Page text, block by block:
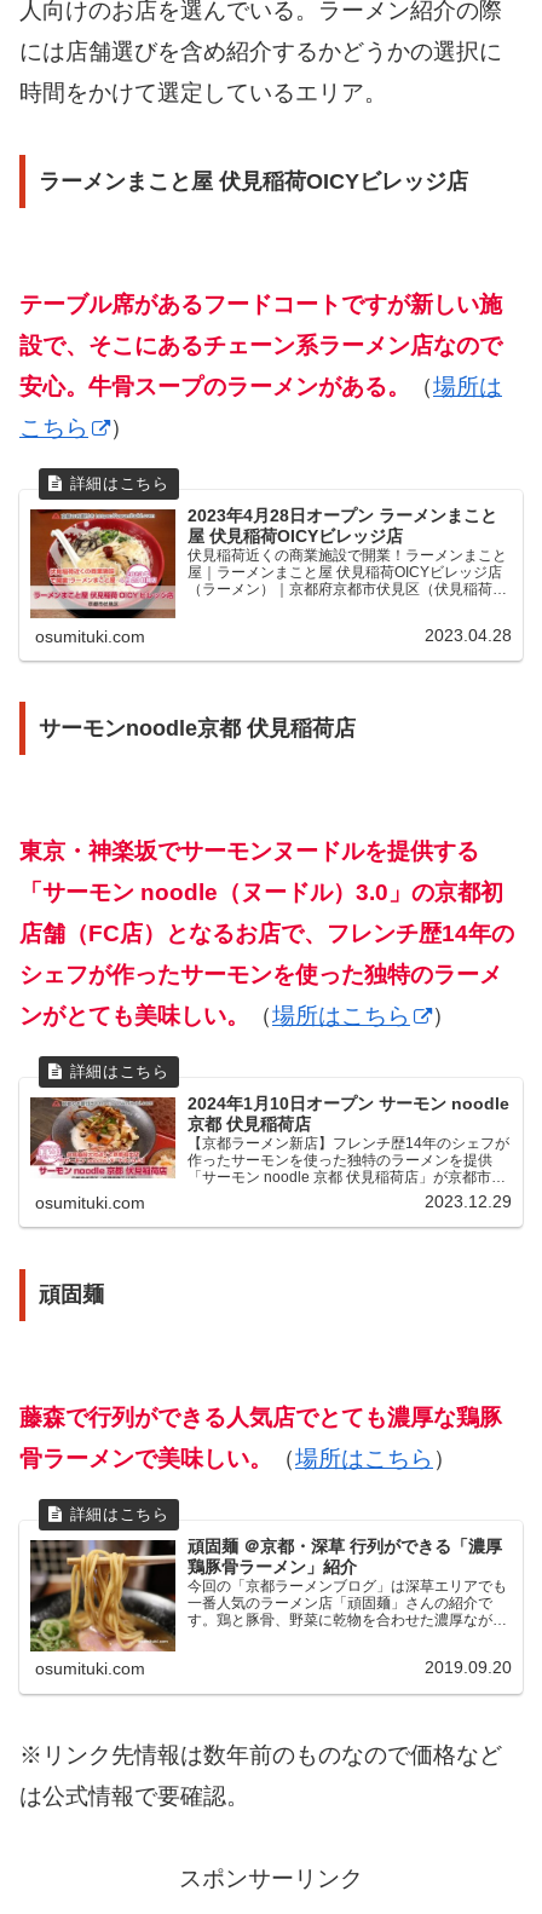
人向けのお店を選んでいる。ラーメン紹介の際
には店舗選びを含め紹介するかどうかの選択に
時間をかけて選定しているエリア。
ラーメンまこと屋 伏見稲荷OICYビレッジ店
テーブル席があるフードコートですが新しい施
設で、そこにあるチェーン系ラーメン店なので
安心。牛骨スープのラーメンがある。
（場所は
こちら
）
2023年4月28日オープン ラーメンまこと
屋 伏見稲荷OICYビレッジ店
伏見稲荷近くの商業施設で開業！ラーメンまこと
屋｜ラーメンまこと屋 伏見稲荷OICYビレッジ店
（ラーメン）｜京都府京都市伏見区（伏見稲荷）
osumituki.com 2023.04.28
サーモンnoodle京都 伏見稲荷店
東京・神楽坂でサーモンヌードルを提供する
「サーモン noodle（ヌードル）3.0」の京都初
店舗（FC店）となるお店で、フレンチ歴14年の
シェフが作ったサーモンを使った独特のラーメ
ンがとても美味しい。
（場所はこちら ）
2024年1月10日オープン サーモン noodle
京都 伏見稲荷店
【京都ラーメン新店】フレンチ歴14年のシェフが
作ったサーモンを使った独特のラーメンを提供
「サーモン noodle 京都 伏見稲荷店」が京都市伏
見区（伏見稲荷エリア）で2024年1月10日に新店
osumituki.com 2023.12.29
頑固麺
藤森で行列ができる人気店でとても濃厚な鶏豚
骨ラーメンで美味しい。
（場所はこちら ）
頑固麺 ＠京都・深草 行列ができる「濃厚
鶏豚骨ラーメン」紹介
今回の「京都ラーメンブログ」は深草エリアでも
一番人気のラーメン店「頑固麺」さんの紹介で
す。鶏と豚骨、野菜に乾物を合わせた濃厚ながら
osumituki.com 2019.09.20
※リンク先情報は数年前のものなので価格など
は公式情報で要確認。
スポンサーリンク